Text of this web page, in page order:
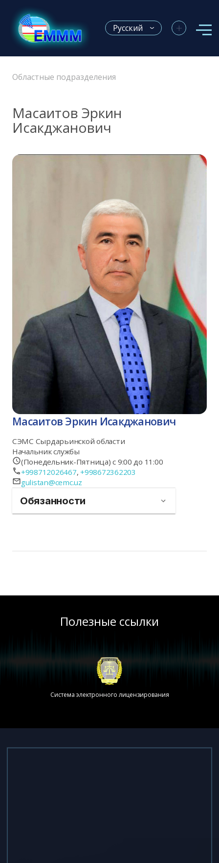
Русский +
Областные подразделения
Масаитов Эркин
Исакджанович
Масаитов Эркин Исакджанович
СЭМС Сырдарьинской области
Начальник службы
(Понедельник-Пятница) с 9:00 до 11:00
+998712026467, +998672362203
gulistan@cemc.uz
Обязанности
Полезные ссылки
Система электронного лицензирования